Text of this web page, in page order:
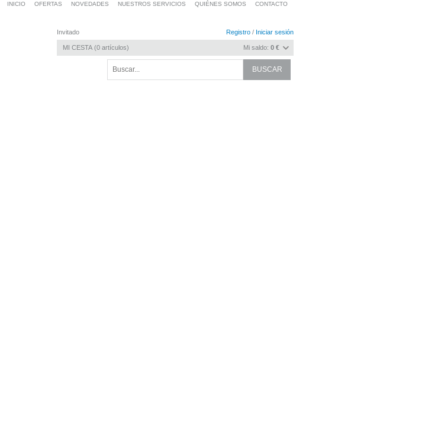
Invitado Registro / Iniciar sesión
MI CESTA 0 artículos Mi saldo: 0 €
INICIO OFERTAS NOVEDADES NUESTROS SERVICIOS QUIÉNES SOMOS CONTACTO